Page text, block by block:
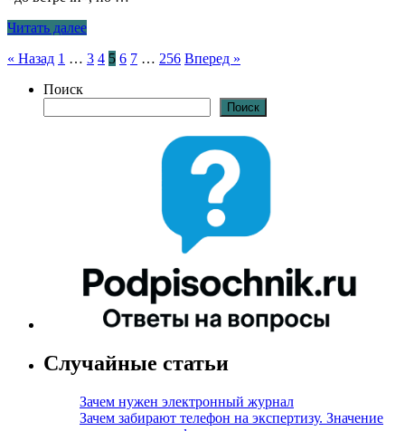
Читать далее
Пагинация
записей
« Назад 1 … 3 4 5 6 7 … 256 Вперед »
Поиск
Поиск
Случайные статьи
Зачем нужен электронный журнал
Зачем забирают телефон на экспертизу. Значение